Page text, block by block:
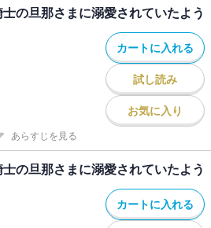
の旦那さまに溺愛されていたよう
カートに入れる
試し読み
お気に入り
あらすじを見る
の旦那さまに溺愛されていたよう
カートに入れる